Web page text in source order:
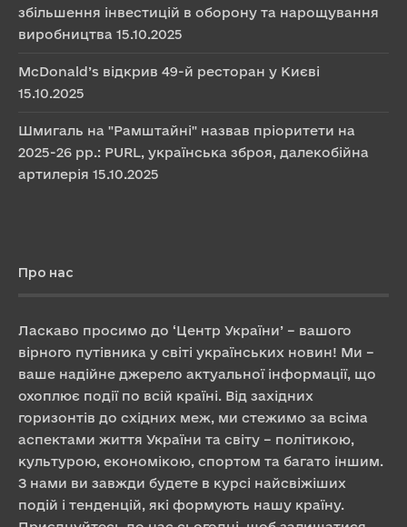
збільшення інвестицій в оборону та нарощування
виробництва 15.10.2025
McDonald’s відкрив 49-й ресторан у Києві
15.10.2025
Шмигаль на "Рамштайні" назвав пріоритети на
2025-26 рр.: PURL, українська зброя, далекобійна
артилерія 15.10.2025
Про нас
Ласкаво просимо до ‘Центр України’ – вашого
вірного путівника у світі українських новин! Ми –
ваше надійне джерело актуальної інформації, що
охоплює події по всій країні. Від західних
горизонтів до східних меж, ми стежимо за всіма
аспектами життя України та світу – політикою,
культурою, економікою, спортом та багато іншим.
З нами ви завжди будете в курсі найсвіжіших
подій і тенденцій, які формують нашу країну.